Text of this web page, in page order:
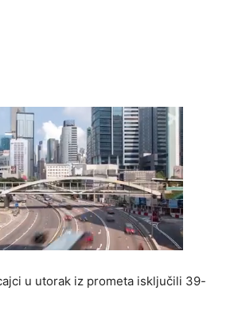
u utorak iz prometa isključili 39-